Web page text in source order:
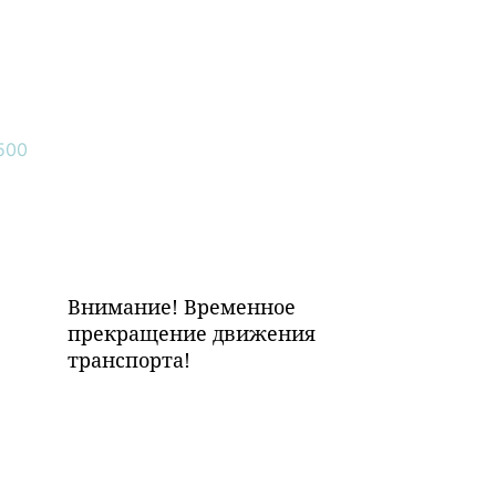
Внимание! Временное
прекращение движения
транспорта!